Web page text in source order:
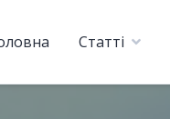
Статті